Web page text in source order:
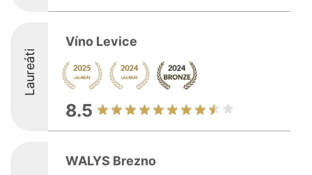
Laureáti
Víno Levice
8.5
WALYS Brezno